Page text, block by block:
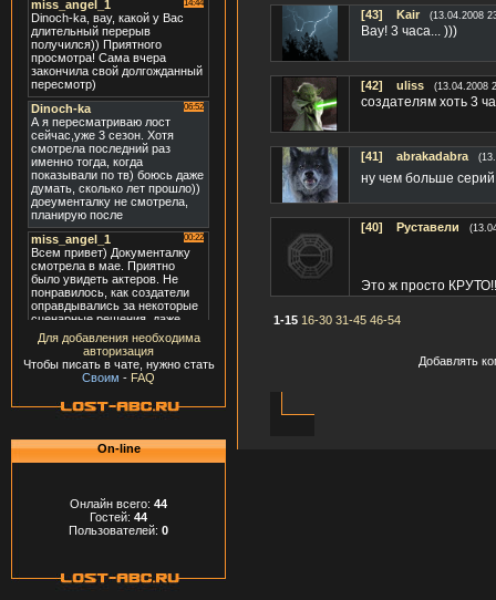
Для добавления необходима
авторизация
Чтобы писать в чате, нужно стать
Своим - FAQ
On-line
Онлайн всего: 44
Гостей: 44
Пользователей: 0
[43] Kair (13.04.2008
Вау! 3 часа... )))
[42] uliss (13.04.2008
создателям хоть 3
[41] abrakadabra
ну чем больше
[40] Руставели
Это ж просто
1-15 16-30 31-45 46-54
Добавлять